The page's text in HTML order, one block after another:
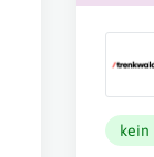
kein